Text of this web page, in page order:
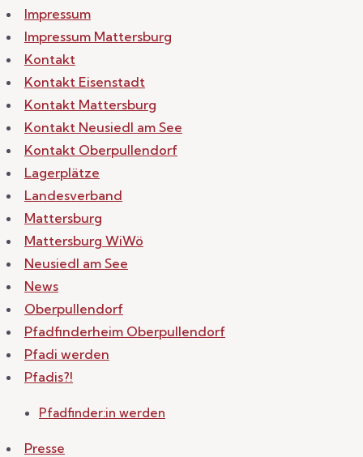
Impressum
Impressum Mattersburg
Kontakt
Kontakt Eisenstadt
Kontakt Mattersburg
Kontakt Neusiedl am See
Kontakt Oberpullendorf
Lagerplätze
Landesverband
Mattersburg
Mattersburg WiWö
Neusiedl am See
News
Oberpullendorf
Pfadfinderheim Oberpullendorf
Pfadi werden
Pfadis?!
Pfadfinder:in werden
Presse